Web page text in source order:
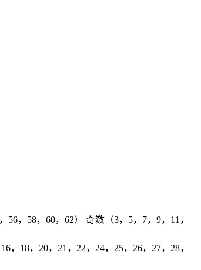
，58，60，62） 奇数（3，5，7，9，11，
18，20，21，22，24，25，26，27，28，